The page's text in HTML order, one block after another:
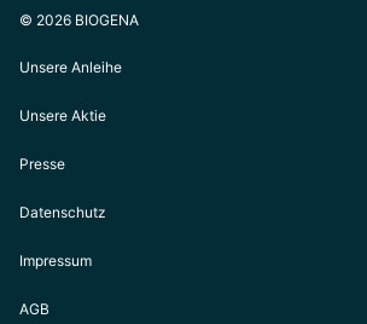
© 2026 BIOGENA
Unsere Anleihe
Unsere Aktie
Presse
Datenschutz
Impressum
AGB